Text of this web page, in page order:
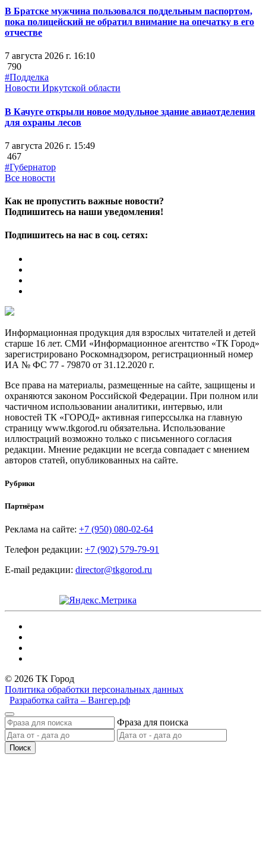
В Братске мужчина пользовался поддельным паспортом,
пока полицейский не обратил внимание на опечатку в его
отчестве
7 августа 2026 г. 16:10
790
#Подделка
Новости Иркутской области
В Качуге открыли новое модульное здание авиаотделения
для охраны лесов
7 августа 2026 г. 15:49
467
#Губернатор
Все новости
Как не пропустить важные новости?
Подпишитесь на наши уведомления!
Подпишитесь на нас в соц. сетях:
Информационная продукция для взрослых читателей и детей
старше 16 лет. СМИ «Информационное агентство «ТК Город»
зарегистрировано Роскомнадзором, регистрационный номер
ИА № ФС 77 - 79870 от 31.12.2020 г.
Все права на материалы, размещенные на сайте, защищены и
охраняются законом Российской Федерации. При полном или
частичном использовании аналитики, интервью, или
новостей ТК «ГОРОД» активная гиперссылка на главную
страницу www.tkgorod.ru обязательна. Использование
иллюстраций возможно только с письменного согласия
редакции. Мнение редакции не всегда совпадает с мнением
авторов статей, опубликованных на сайте.
Рубрики
Партнёрам
Реклама на сайте: +7 (950) 080-02-64
Телефон редакции: +7 (902) 579-79-91
E-mail редакции: director@tkgorod.ru
© 2026 ТК Город
Политика обработки персональных данных
Разработка сайта – Вангер.рф
Фраза для поиска
Поиск